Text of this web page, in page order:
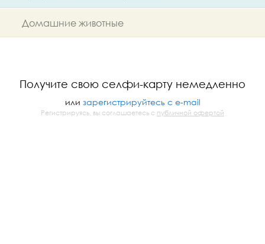
Домашние животные
Получите свою селфи-карту немедленно
или зарегистрируйтесь с e-mail
Регистрируясь, вы соглашаетесь с публичной офертой